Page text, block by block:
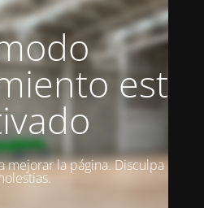
está
la página. Disculpa las